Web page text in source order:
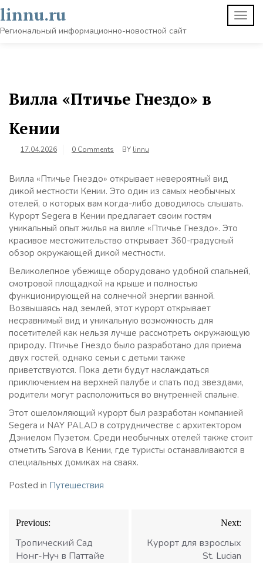
Skip
to
content
linnu.ru
Региональный информационно-новостной сайт
Вилла «Птичье Гнездо» в
Кении
17.04.2026 0 Comments BY linnu
Вилла «Птичье Гнездо» открывает невероятный вид
дикой местности Кении. Это один из самых необычных
отелей, о которых вам когда-либо доводилось слышать.
Курорт Segera в Кении предлагает своим гостям
уникальный опыт жилья на вилле «Птичье Гнездо». Это
красивое местожительство открывает 360-градусный
обзор окружающей дикой местности.
Великолепное убежище оборудовано удобной спальней,
смотровой площадкой на крыше и полностью
функционирующей на солнечной энергии ванной.
Возвышаясь над землей, этот курорт открывает
несравнимый вид и уникальную возможность для
посетителей как нельзя лучше рассмотреть окружающую
природу. Птичье Гнездо было разработано для приема
двух гостей, однако семьи с детьми также
приветствуются. Пока дети будут наслаждаться
приключением на верхней палубе и спать под звездами,
родители могут расположиться во внутренней спальне.
Этот ошеломляющий курорт был разработан компанией
Segera и NAY PALAD в сотрудничестве с архитектором
Дэниелом Пузетом. Среди необычных отелей также стоит
отметить Sarova в Кении, где туристы останавливаются в
специальных домиках на сваях.
Posted in Путешествия
Навигация
по
записям
Previous:
Тропический Сад
Нонг-Нуч в Паттайе
Next:
Курорт для взрослых
St. Lucian